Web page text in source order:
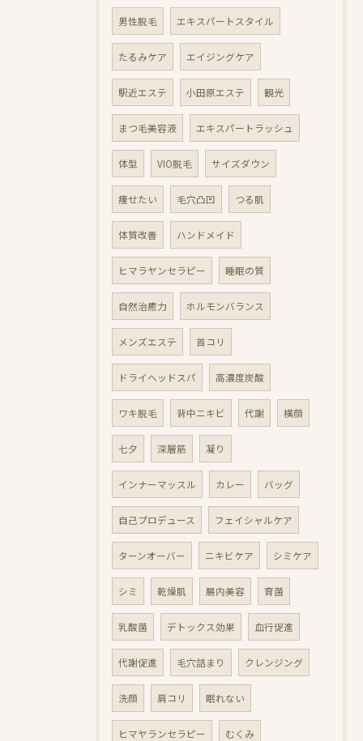
男性脱毛 エキスパートスタイル
たるみケア エイジングケア
駅近エステ 小田原エステ 観光
まつ毛美容液 エキスパートラッシュ
体型 VIO脱毛 サイズダウン
痩せたい 毛穴凸凹 つる肌
体質改善 ハンドメイド
ヒマラヤンセラピー 睡眠の質
自然治癒力 ホルモンバランス
メンズエステ 首コリ
ドライヘッドスパ 高濃度炭酸
ワキ脱毛 背中ニキビ 代謝 横顔
七夕 深層筋 凝り
インナーマッスル カレー バッグ
自己プロデュース フェイシャルケア
ターンオーバー ニキビケア シミケア
シミ 乾燥肌 腸内美容 育菌
乳酸菌 デトックス効果 血行促進
代謝促進 毛穴詰まり クレンジング
洗顔 肩コリ 眠れない
ヒマヤランセラピー むくみ